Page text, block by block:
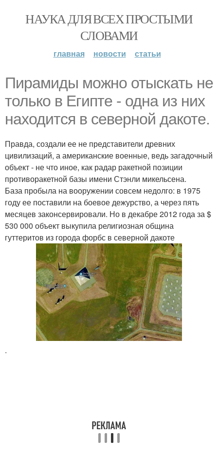
НАУКА ДЛЯ ВСЕХ ПРОСТЫМИ
СЛОВАМИ
главная новости статьи
Пирамиды можно отыскать не
только в Египте - одна из них
находится в северной дакоте.
Правда, создали ее не представители древних
цивилизаций, а американские военные, ведь загадочный
объект - не что иное, как радар ракетной позиции
противоракетной базы имени Стэнли микельсена.
База пробыла на вооружении совсем недолго: в 1975
году ее поставили на боевое дежурство, а через пять
месяцев законсервировали. Но в декабре 2012 года за $
530 000 объект выкупила религиозная община
гуттеритов из города форбс в северной дакоте
.